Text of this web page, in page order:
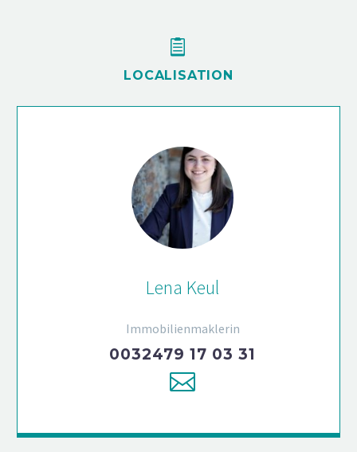


LOCALISATION
Lena Keul
Immobilienmaklerin
0032479 17 03 31